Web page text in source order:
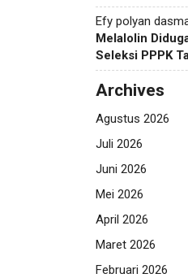
Efy polyan
Melalolin
Seleksi PPPK
Archives
Agustus 2026
Juli 2026
Juni 2026
Mei 2026
April 2026
Maret 2026
Februari 2026